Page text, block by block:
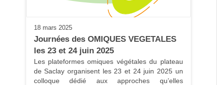
18 mars 2025
Journées des OMIQUES VEGETALES
les 23 et 24 juin 2025
Les plateformes omiques végétales du plateau
de Saclay organisent les 23 et 24 juin 2025 un
colloque dédié aux approches qu’elles